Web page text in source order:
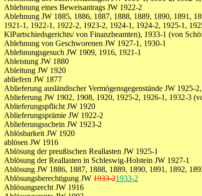
Ablehnung eines Beweisantrags JW 1922-2
Ablehnung JW 1885, 1886, 1887, 1888, 1889, 1890, 1891,
1921-1, 1922-1, 1922-2, 1923-2, 1924-1, 1924-2, 1925-1,
KlPartschiedsgerichts/ von Finanzbeamten), 1933-1 (von
Ablehnung von Geschworenen JW 1927-1, 1930-1
Ablehnungsgesuch JW 1909, 1916, 1921-1
Ableistung JW 1880
Ableitung JW 1920
abliefern JW 1877
Ablieferung ausländischer Vermögensgegenstände JW 1925-
Ablieferung JW 1902, 1908, 1920, 1925-2, 1926-1, 1932-3
Ablieferungspflicht JW 1920
Ablieferungsprämie JW 1922-2
Ablieferungsschein JW 1923-2
Ablösbarkeit JW 1920
ablösen JW 1916
Ablösung der preußischen Reallasten JW 1925-1
Ablösung der Reallasten in Schleswig-Holstein JW 1927-1
Ablösung JW 1886, 1887, 1888, 1889, 1890, 1891, 1892,
Ablösungsberechtigung JW 1933-21933-2
Ablösungsrecht JW 1916